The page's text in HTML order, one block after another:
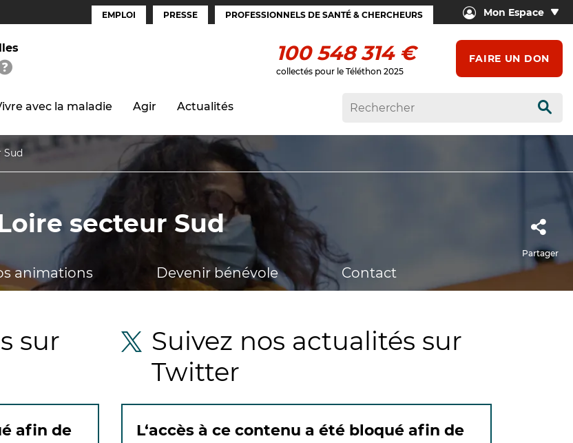
Espaces
EMPLOI PRESSE PROFESSIONNELS DE SANTÉ & CHERCHEURS Mon Espace
100 548 314 €
collectés pour le Téléthon 2025
FAIRE UN DON
avec la maladie Agir Actualités
Sud
secteur Sud
Partager
animations Devenir bénévole Contact
sur
afin de
Suivez nos actualités sur
Twitter
L‘accès à ce contenu a été bloqué afin de